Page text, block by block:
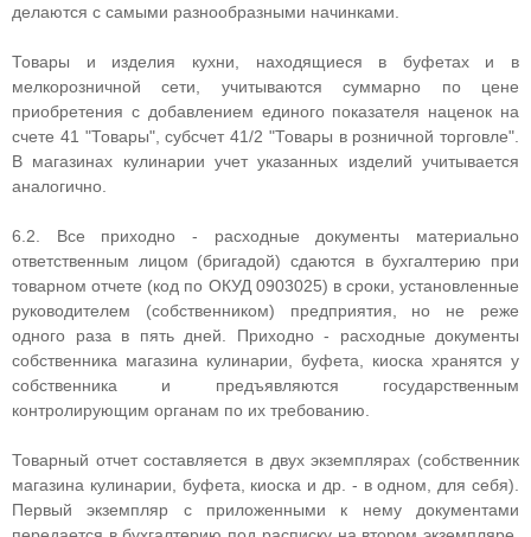
делаются с самыми разнообразными начинками.
Товары и изделия кухни, находящиеся в буфетах и в
мелкорозничной сети, учитываются суммарно по цене
приобретения с добавлением единого показателя наценок на
счете 41 "Товары", субсчет 41/2 "Товары в розничной торговле".
В магазинах кулинарии учет указанных изделий учитывается
аналогично.
6.2. Все приходно - расходные документы материально
ответственным лицом (бригадой) сдаются в бухгалтерию при
товарном отчете (код по ОКУД 0903025) в сроки, установленные
руководителем (собственником) предприятия, но не реже
одного раза в пять дней. Приходно - расходные документы
собственника магазина кулинарии, буфета, киоска хранятся у
собственника и предъявляются государственным
контролирующим органам по их требованию.
Товарный отчет составляется в двух экземплярах (собственник
магазина кулинарии, буфета, киоска и др. - в одном, для себя).
Первый экземпляр с приложенными к нему документами